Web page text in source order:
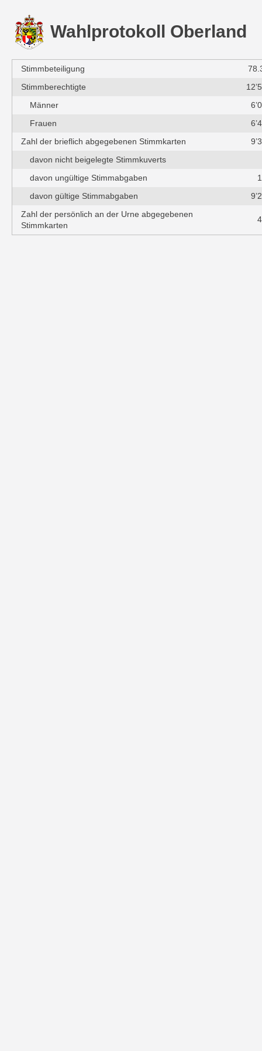
Wahlprotokoll Oberland
Stimmbeteiligung
Stimmberechtigte
Männer
Frauen
Zahl der brieflich abgegebenen Stimmkarten
davon nicht beigelegte Stimmkuverts
davon ungültige Stimmabgaben
davon gültige Stimmabgaben
Zahl der persönlich an der Urne abgegebenen
Stimmkarten